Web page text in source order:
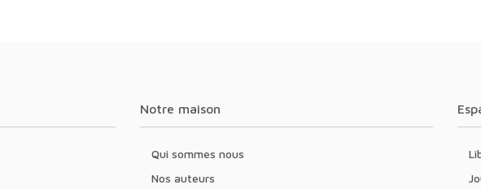
Notre maison
Qui sommes nous
Nos auteurs